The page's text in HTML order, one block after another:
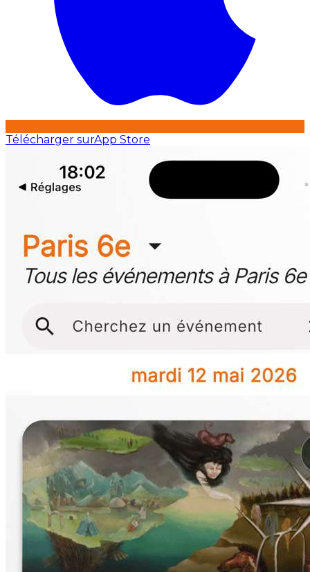
Télécharger surApp Store